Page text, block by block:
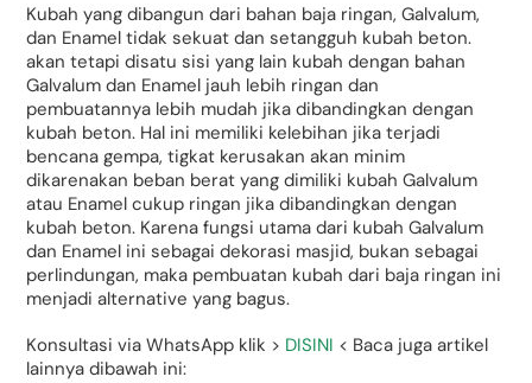
Kubah yang dibangun dari bahan baja ringan, Galvalum,
dan Enamel tidak sekuat dan setangguh kubah beton.
akan tetapi disatu sisi yang lain kubah dengan bahan
Galvalum dan Enamel jauh lebih ringan dan
pembuatannya lebih mudah jika dibandingkan dengan
kubah beton. Hal ini memiliki kelebihan jika terjadi
bencana gempa, tigkat kerusakan akan minim
dikarenakan beban berat yang dimiliki kubah Galvalum
atau Enamel cukup ringan jika dibandingkan dengan
kubah beton. Karena fungsi utama dari kubah Galvalum
dan Enamel ini sebagai dekorasi masjid, bukan sebagai
perlindungan, maka pembuatan kubah dari baja ringan ini
menjadi alternative yang bagus.
Konsultasi via WhatsApp klik > DISINI < Baca juga artikel
lainnya dibawah ini: